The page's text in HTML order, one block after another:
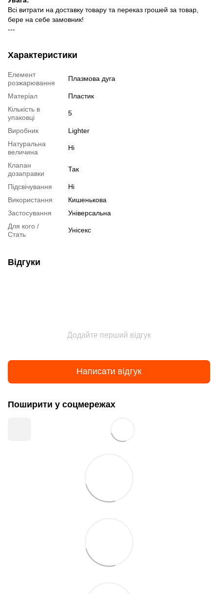
Всі витрати на доставку товару та переказ грошей за товар,
бере на себе замовник!
---
Характеристики
Елемент
розжарювання
Плазмова дуга
Матеріал
Пластик
Кількість в
упаковці
5
Виробник
Lighter
Натуральна
величина
Ні
Клапан
дозаправки
Так
Підсвічування
Ні
Використання
Кишенькова
Застосування
Універсальна
Для кого /
Стать
Унісекс
Відгуки
Додайте перший відгук
Написати відгук
Поширити у соцмережах